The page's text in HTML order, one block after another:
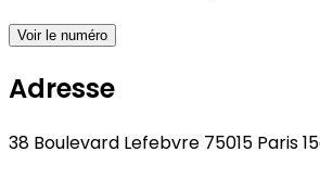
Voir le numéro
Adresse
38 Boulevard Lefebvre 75015 Paris